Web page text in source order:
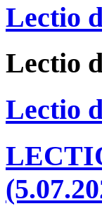
Lectio
Lectio
Lectio